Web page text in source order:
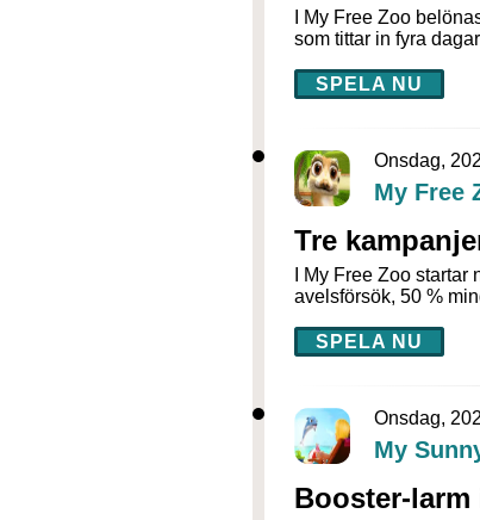
I My Free Zoo
som tittar in fyra
SPELA NU
Onsdag,
My Free
Tre
I My Free Zoo
avelsförsök, 50 %
SPELA NU
Onsdag,
My
Booster-